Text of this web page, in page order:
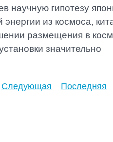
научную гипотезу
энергии из космоса,
размещения в
значительно
Следующая Последняя